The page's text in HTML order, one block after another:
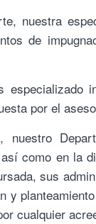
nuestra
de
especializado
por el
nuestro
como en la
sus
y
cualquier